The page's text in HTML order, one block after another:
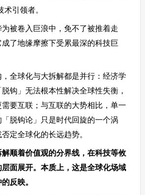
引领者。
被卷入巨浪中，免不了被推着走
了地缘摩擦下受累最深的科技巨
全球化与大拆解都是并行：经济学
钩」无法根本性解决全球性失衡，
要互联；与互联的大势相比，单一
脱钩论」只是时代回旋的一个涡
定全球化的长远趋势。
顺着价值观的分界线，在科技等攸
面展开。本质上，这是全球化场域
反映。